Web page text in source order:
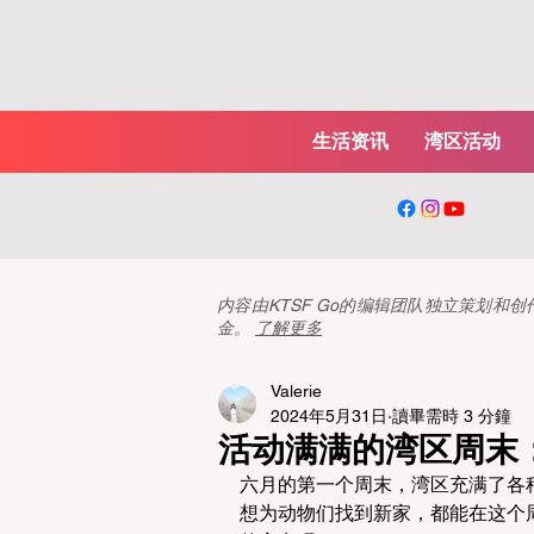
生活资讯 湾区活动
内容由KTSF Go的编辑团队独立策划和
金。
了解更多
活动满满的湾区周末
Valerie
2024年5月31日 讀畢需時 3 分鐘
六月的第一个周末，湾区充满了
想为动物们找到新家，都能在这